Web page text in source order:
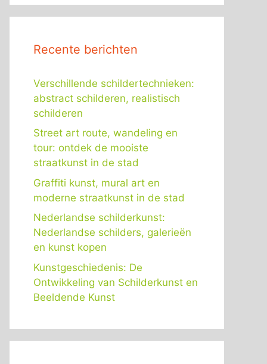
Recente berichten
Verschillende schildertechnieken:
abstract schilderen, realistisch
schilderen
Street art route, wandeling en
tour: ontdek de mooiste
straatkunst in de stad
Graffiti kunst, mural art en
moderne straatkunst in de stad
Nederlandse schilderkunst:
Nederlandse schilders, galerieën
en kunst kopen
Kunstgeschiedenis: De
Ontwikkeling van Schilderkunst en
Beeldende Kunst